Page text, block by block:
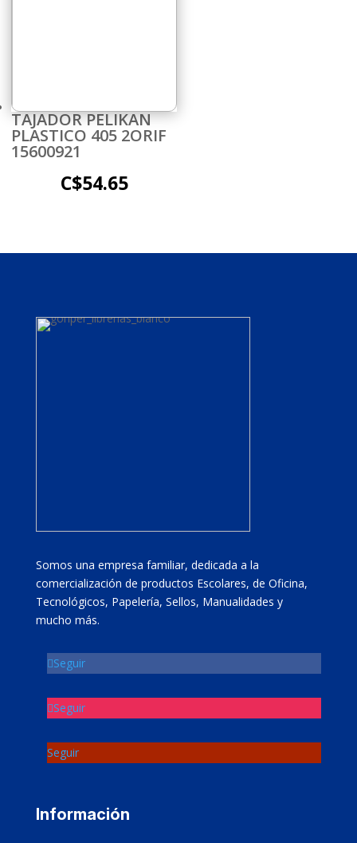
TAJADOR PELIKAN
PLASTICO 405 2ORIF
15600921
C$54.65
Somos una empresa familiar, dedicada a la
comercialización de productos Escolares, de Oficina,
Tecnológicos, Papelería, Sellos, Manualidades y
mucho más.
Seguir
Seguir
Seguir
Información